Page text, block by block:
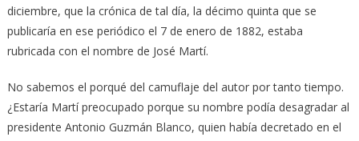
diciembre, que la crónica de tal día, la décimo quinta que se
publicaría en ese periódico el 7 de enero de 1882, estaba
rubricada con el nombre de José Martí.
No sabemos el porqué del camuflaje del autor por tanto tiempo.
¿Estaría Martí preocupado porque su nombre podía desagradar al
presidente Antonio Guzmán Blanco, quien había decretado en el